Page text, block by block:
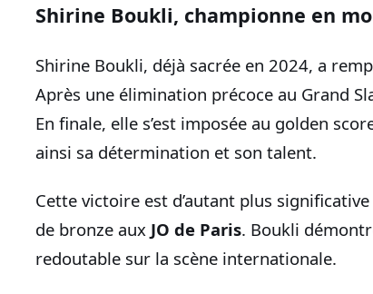
Shirine Boukli, championne en
Shirine Boukli, déjà sacrée en 2024, a
Après une élimination précoce au Grand
En finale, elle s’est imposée au golden
ainsi sa détermination et son talent.
Cette victoire est d’autant plus
de bronze aux JO de Paris. Boukli
redoutable sur la scène internationale.